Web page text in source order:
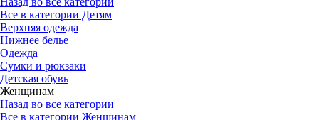
Все в категории Детям
Верхняя одежда
Нижнее белье
Одежда
Сумки и рюкзаки
Детская обувь
Женщинам
Назад во все категории
Все в категории Женщинам